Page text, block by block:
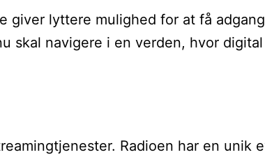
lyttere mulighed for at få
skal navigere i en verden, hvor
Radioen har en